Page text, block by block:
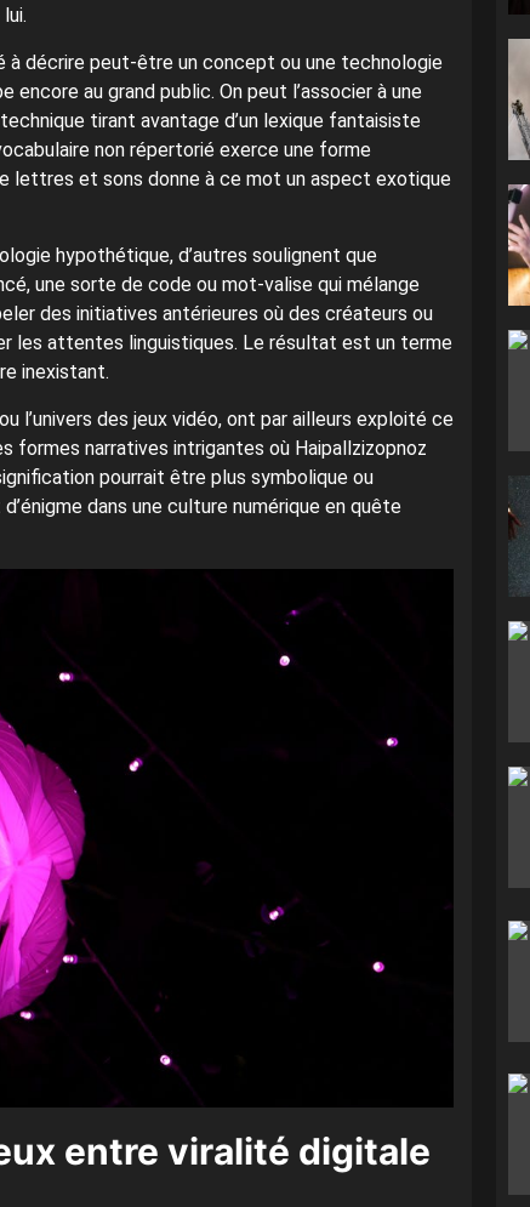
à décrire peut-être un concept ou une technologie
au grand public. On peut l’associer à une
tirant avantage d’un lexique fantaisiste
non répertorié exerce une forme
lettres et sons donne à ce mot un aspect exotique
hypothétique, d’autres soulignent que
une sorte de code ou mot-valise qui mélange
des initiatives antérieures où des créateurs ou
les attentes linguistiques. Le résultat est un terme
inexistant.
l’univers des jeux vidéo, ont par ailleurs exploité ce
formes narratives intrigantes où Haipallzizopnoz
pourrait être plus symbolique ou
dans une culture numérique en quête
entre viralité digitale